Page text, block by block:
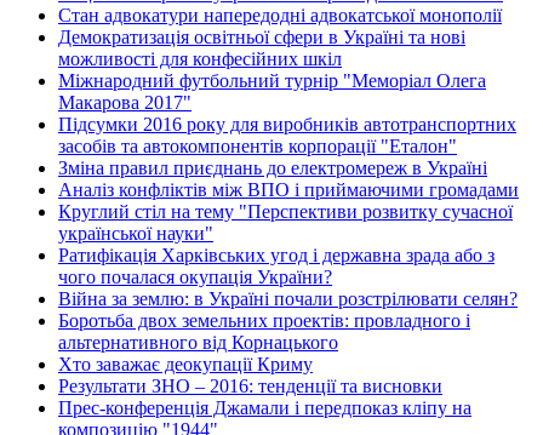
Стан адвокатури напередодні адвокатської монополії
Демократизація освітньої сфери в Україні та нові
можливості для конфесійних шкіл
Міжнародний футбольний турнір "Меморіал Олега
Макарова 2017"
Підсумки 2016 року для виробників автотранспортних
засобів та автокомпонентів корпорації "Еталон"
Зміна правил приєднань до електромереж в Україні
Аналіз конфліктів між ВПО і приймаючими громадами
Круглий стіл на тему "Перспективи розвитку сучасної
української науки"
Ратифікація Харківських угод і державна зрада або з
чого почалася окупація України?
Війна за землю: в Україні почали розстрілювати селян?
Боротьба двох земельних проектів: провладного і
альтернативного від Корнацького
Хто заважає деокупації Криму
Результати ЗНО – 2016: тенденції та висновки
Прес-конференція Джамали і передпоказ кліпу на
композицію "1944"